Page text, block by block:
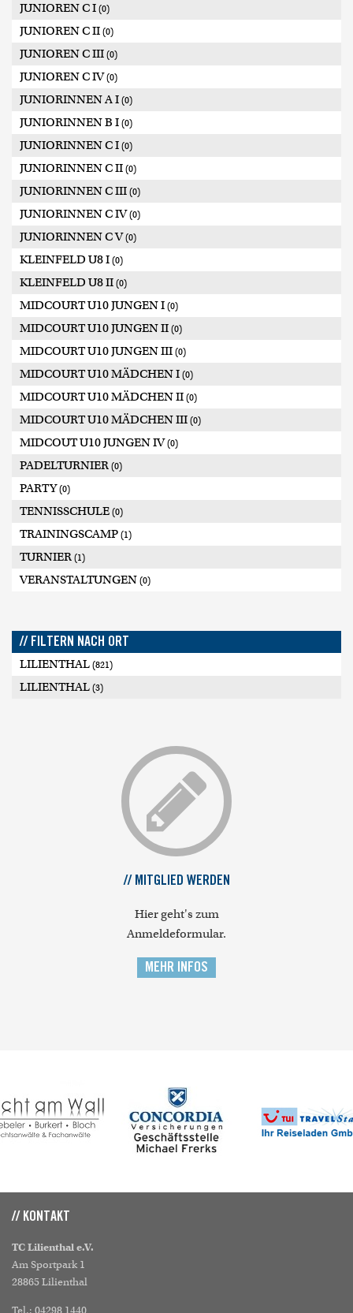
JUNIOREN C I (0)
JUNIOREN C II (0)
JUNIOREN C III (0)
JUNIOREN C IV(0)
JUNIORINNEN A I (0)
JUNIORINNEN B I (0)
JUNIORINNEN C I (0)
JUNIORINNEN C II (0)
JUNIORINNEN C III (0)
JUNIORINNEN C IV(0)
JUNIORINNEN C V(0)
KLEINFELD U8 I (0)
KLEINFELD U8 II (0)
MIDCOURT U10 JUNGEN I (0)
MIDCOURT U10 JUNGEN II (0)
MIDCOURT U10 JUNGEN III (0)
MIDCOURT U10 MÄDCHEN I (0)
MIDCOURT U10 MÄDCHEN II (0)
MIDCOURT U10 MÄDCHEN III (0)
MIDCOUT U10 JUNGEN IV(0)
PADELTURNIER (0)
PARTY(0)
TENNISSCHULE (0)
TRAININGSCAMP (1)
TURNIER (1)
VERANSTALTUNGEN (0)
// FILTERN NACH ORT
LILIENTHAL (821)
LILIENTHAL (3)
// MITGLIED WERDEN
Hier geht's zum
Anmeldeformular.
MEHR INFOS
// KONTAKT
TC Lilienthal e.V.
Am Sportpark 1
28865 Lilienthal